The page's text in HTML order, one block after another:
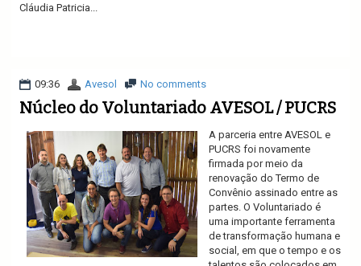
Cláudia Patricia...
09:36 Avesol No comments
Núcleo do Voluntariado AVESOL / PUCRS
A parceria entre AVESOL e
PUCRS foi novamente
firmada por meio da
renovação do Termo de
Convênio assinado entre as
partes. O Voluntariado é
uma importante ferramenta
de transformação humana e
social, em que o tempo e os